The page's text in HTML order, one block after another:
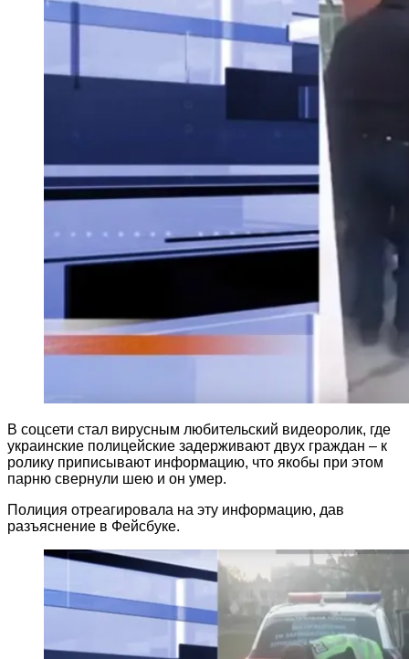
В соцсети стал вирусным любительский видеоролик, где
украинские полицейские задерживают двух граждан – к
ролику приписывают информацию, что якобы при этом
парню свернули шею и он умер.
Полиция отреагировала на эту информацию, дав
разъяснение в Фейсбуке.